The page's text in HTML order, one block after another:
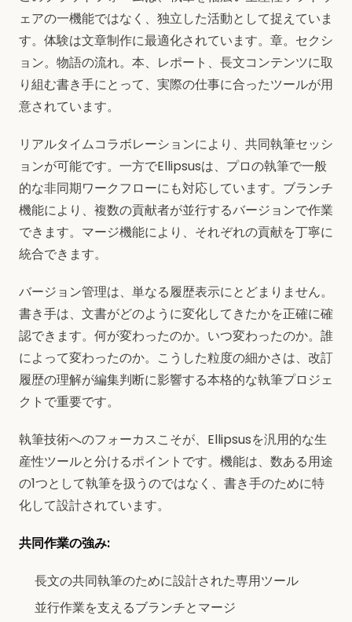
ェアの一機能ではなく、独立した活動として捉えていま
す。体験は文章制作に最適化されています。章。セクシ
ョン。物語の流れ。本、レポート、長文コンテンツに取
り組む書き手にとって、実際の仕事に合ったツールが用
意されています。
リアルタイムコラボレーションにより、共同執筆セッシ
ョンが可能です。一方でEllipsusは、プロの執筆で一般
的な非同期ワークフローにも対応しています。ブランチ
機能により、複数の貢献者が並行するバージョンで作業
できます。マージ機能により、それぞれの貢献を丁寧に
統合できます。
バージョン管理は、単なる履歴表示にとどまりません。
書き手は、文書がどのように変化してきたかを正確に確
認できます。何が変わったのか。いつ変わったのか。誰
によって変わったのか。こうした粒度の細かさは、改訂
履歴の理解が編集判断に影響する本格的な執筆プロジェ
クトで重要です。
執筆技術へのフォーカスこそが、Ellipsusを汎用的な生
産性ツールと分けるポイントです。機能は、数ある用途
の1つとして執筆を扱うのではなく、書き手のために特
化して設計されています。
共同作業の強み:
長文の共同執筆のために設計された専用ツール
並行作業を支えるブランチとマージ